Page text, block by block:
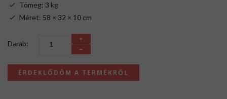
Tömeg: 3 kg
Méret: 58 × 32 × 10 cm
Darab:
ÉRDEKLŐDÖM A TERMÉKRŐL